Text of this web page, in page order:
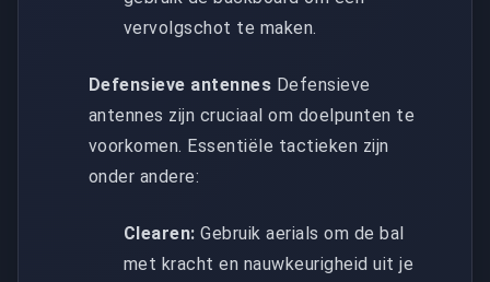
vervolgschot te maken.
Defensieve antennes Defensieve
antennes zijn cruciaal om doelpunten te
voorkomen. Essentiële tactieken zijn
onder andere:
Clearen: Gebruik aerials om de bal
met kracht en nauwkeurigheid uit je